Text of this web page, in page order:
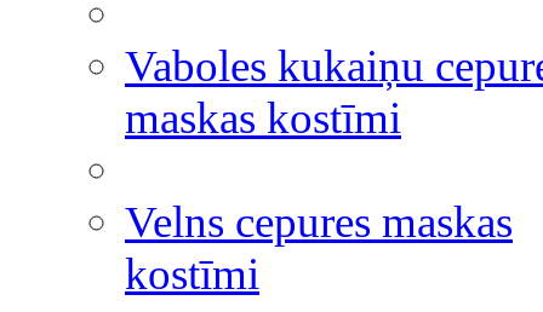
Vaboles kukaiņu
maskas kostīmi
Velns cepures maskas
kostīmi